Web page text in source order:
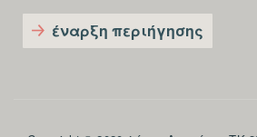
στη
έναρξη περιήγησης